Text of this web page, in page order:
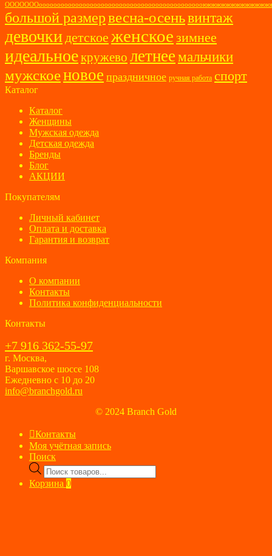
большой размервесна-осеньвинтаж
девочки детское женское зимнее
идеальноекружево летнее мальчики
мужскоеновое праздничное ручная работа спорт
Каталог
Каталог
Женщины
Мужская одежда
Детская одежда
Бренды
Блог
АКЦИИ
Покупателям
Личный кабинет
Оплата и доставка
Гарантия и возврат
Компания
О компании
Контакты
Политика конфиденциальности
Контакты
+7 916 362-55-97
г. Москва,
Варшавское шоссе 108
Ежедневно с 10 до 20
info@branchgold.ru
© 2024 Branch Gold
Контакты
Моя учётная запись
Поиск
Поиск
товаров
Корзина 0